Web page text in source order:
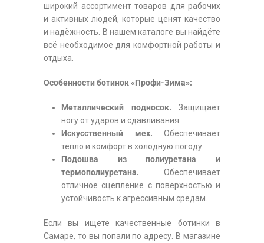
широкий ассортимент товаров для рабочих
и активных людей, которые ценят качество
и надёжность. В нашем каталоге вы найдёте
всё необходимое для комфортной работы и
отдыха.
Особенности ботинок «Профи-Зима»:
Металлический подносок. Защищает
ногу от ударов и сдавливания.
Искусственный мех. Обеспечивает
тепло и комфорт в холодную погоду.
Подошва из полиуретана и
термополиуретана. Обеспечивает
отличное сцепление с поверхностью и
устойчивость к агрессивным средам.
Если вы ищете качественные ботинки в
Самаре, то вы попали по адресу. В магазине